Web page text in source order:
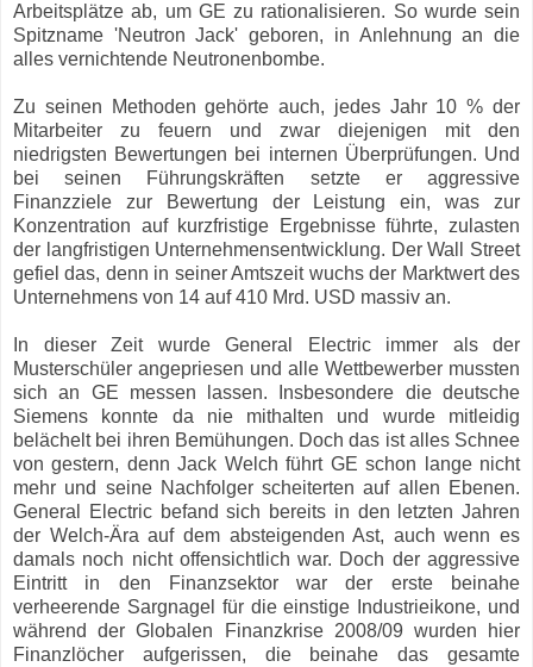
Arbeitsplätze ab, um GE zu rationalisieren. So wurde sein
Spitzname 'Neutron Jack' geboren, in Anlehnung an die
alles vernichtende Neutronenbombe.
Zu seinen Methoden gehörte auch, jedes Jahr 10 % der
Mitarbeiter zu feuern und zwar diejenigen mit den
niedrigsten Bewertungen bei internen Überprüfungen. Und
bei seinen Führungskräften setzte er aggressive
Finanzziele zur Bewertung der Leistung ein, was zur
Konzentration auf kurzfristige Ergebnisse führte, zulasten
der langfristigen Unternehmensentwicklung. Der Wall Street
gefiel das, denn in seiner Amtszeit wuchs der Marktwert des
Unternehmens von 14 auf 410 Mrd. USD massiv an.
In dieser Zeit wurde General Electric immer als der
Musterschüler angepriesen und alle Wettbewerber mussten
sich an GE messen lassen. Insbesondere die deutsche
Siemens konnte da nie mithalten und wurde mitleidig
belächelt bei ihren Bemühungen. Doch das ist alles Schnee
von gestern, denn Jack Welch führt GE schon lange nicht
mehr und seine Nachfolger scheiterten auf allen Ebenen.
General Electric befand sich bereits in den letzten Jahren
der Welch-Ära auf dem absteigenden Ast, auch wenn es
damals noch nicht offensichtlich war. Doch der aggressive
Eintritt in den Finanzsektor war der erste beinahe
verheerende Sargnagel für die einstige Industrieikone, und
während der Globalen Finanzkrise 2008/09 wurden hier
Finanzlöcher aufgerissen, die beinahe das gesamte